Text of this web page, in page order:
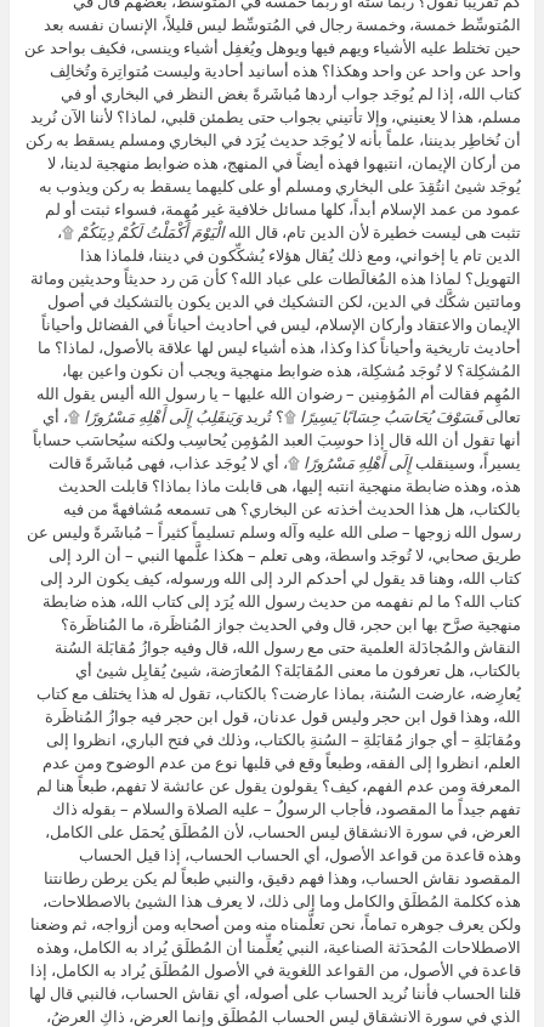
المُتوسِّط خمسة، وخمسة رجال في المُتوسِّط ليس قليلاً، الإنسان نفسه بعد
حين تختلط عليه الأشياء ويهم فيها ويوهل ويُغفِل أشياء وينسى، فكيف بواحد عن
واحد عن واحد عن واحد وهكذا؟ هذه أسانيد أحادية وليست مُتواتِرة وتُخالِف
كتاب الله، إذا لم يُوجَد جواب أردها مُباشَرةً بغض النظر في البخاري أو في
مسلم، هذا لا يعنيني، وإلا تأتيني بجواب حتى يطمئن قلبي، لماذا؟ لأننا الآن نُريد
أن نُخاطِر بديننا، علماً بأنه لا يُوجَد حديث يُرَد في البخاري ومسلم يسقط به ركن
من أركان الإيمان، انتبهوا فهذه أيضاً في المنهج، هذه ضوابط منهجية لدينا، لا
يُوجَد شيئ انتُقِدَ على البخاري ومسلم أو على كليهما يسقط به ركن ويذوب به
عمود من عمد الإسلام أبداً، كلها مسائل خلافية غير مُهِمة، فسواء ثبتت أو لم
تثبت هى ليست خطيرة لأن الدين تام، قال اللهالْيَوْمَ أَكْمَلْتُ لَكُمْ دِينَكُمْ ۩،
الدين تام يا إخواني، ومع ذلك يُقال هؤلاء يُشكِّكون في ديننا، فلماذا هذا
التهويل؟ لماذا هذه المُغالَطات على عباد الله؟ كأن مَن رد حديثاً وحديثين ومائة
ومائتين شكَّك في الدين، لكن التشكيك في الدين يكون بالتشكيك في أصول
الإيمان والاعتقاد وأركان الإسلام، ليس في أحاديث أحياناً في الفضائل وأحياناً
أحاديث تاريخية وأحياناً كذا وكذا، هذه أشياء ليس لها علاقة بالأصول، لماذا؟ ما
المُشكِلة؟ لا تُوجَد مُشكِلة، هذه ضوابط منهجية ويجب أن نكون واعين بها،
المُهِم فقالت أم المُؤمِنين – رضوان الله عليها – يا رسول الله أليس يقول الله
تعالىفَسَوْفَ يُحَاسَبُ حِسَابًا يَسِيرًا ۩؟ تُريدوَيَنقَلِبُ إِلَى أَهْلِهِ مَسْرُورًا ۩، أي
أنها تقول أن الله قال إذا حوسِبَ العبد المُؤمِن يُحاسِب ولكنه سيُحاسَب حساباً
يسيراً، وسينقلبإِلَى أَهْلِهِ مَسْرُورًا ۩، أي لا يُوجَد عذاب، فهى مُباشَرةً قالت
هذه، وهذه ضابطة منهجية انتبه إليها، هى قابلت ماذا بماذا؟ قابلت الحديث
بالكتاب، هل هذا الحديث أخذته عن البخاري؟ هى تسمعه مُشافهةً من فيه
رسول الله زوجها – صلى الله عليه وآله وسلم تسليماً كثيراً – مُباشَرةً وليس عن
طريق صحابي، لا تُوجَد واسطة، وهى تعلم – هكذا علَّمها النبي – أن الرد إلى
كتاب الله، وهنا قد يقول لي أحدكم الرد إلى الله ورسوله، كيف يكون الرد إلى
كتاب الله؟ ما لم نفهمه من حديث رسول الله يُرَد إلى كتاب الله، هذه ضابطة
منهجية صرَّح بها ابن حجر، قال وفي الحديث جواز المُناظَرة، ما المُناظَرة؟
النقاش والمُجادَلة العلمية حتى مع رسول الله، قال وفيه جوازُ مُقابَلة السُنة
بالكتاب، هل تعرفون ما معنى المُقابَلة؟ المُعارَضة، شيئ يُقابِل شيئ أي
يُعارِضه، عارضت السُنة، بماذا عارضت؟ بالكتاب، تقول له هذا يختلف مع كتاب
الله، وهذا قول ابن حجر وليس قول عدنان، قول ابن حجر فيه جوازُ المُناظَرة
ومُقابَلةِ – أي جواز مُقابَلةِ – السُنةِ بالكتاب، وذلك في فتح الباري، انظروا إلى
العلم، انظروا إلى الفقه، وطبعاً وقع في قلبها نوع من عدم الوضوح ومن عدم
المعرفة ومن عدم الفهم، كيف؟ يقولون يقول عن عائشة لا تفهم، طبعاً هنا لم
تفهم جيداً ما المقصود، فأجاب الرسولُ – عليه الصلاة والسلام – بقوله ذاك
العرض، في سورة الانشقاق ليس الحساب، لأن المُطلَق يُحمَل على الكامل،
وهذه قاعدة من قواعد الأصول، أي الحساب الحساب، إذا قيل الحساب
المقصود نقاش الحساب، وهذا فهم دقيق، والنبي طبعاً لم يكن يرطن رطانتنا
هذه ككلمة المُطلَق والكامل وما إلى ذلك، لا يعرف هذا الشيئ بالاصطلاحات،
ولكن يعرف جوهره تماماً، نحن تعلَّمناه منه ومن أصحابه ومن أزواجه، ثم وضعنا
الاصطلاحات المُحدَثة الصناعية، النبي يُعلِّمنا أن المُطلَق يُراد به الكامل، وهذه
قاعدة في الأصول، من القواعد اللغوية في الأصول المُطلَق يُراد به الكامل، إذا
قلنا الحساب فأننا نُريد الحساب على أصوله، أي نقاش الحساب، فالنبي قال لها
الذي في سورة الانشقاق ليس الحساب المُطلَق وإنما العرض، ذاكِ العرضُ،